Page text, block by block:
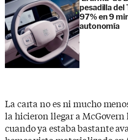
pesadilla del
97% en 9
autonomía
La carta no es ni mucho
la hicieron llegar a McGovern
cuando ya estaba bastante